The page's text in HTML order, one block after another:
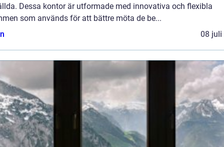
Dessa kontor är utformade med innovativa och flexibla
som används för att bättre möta de be...
08 juli